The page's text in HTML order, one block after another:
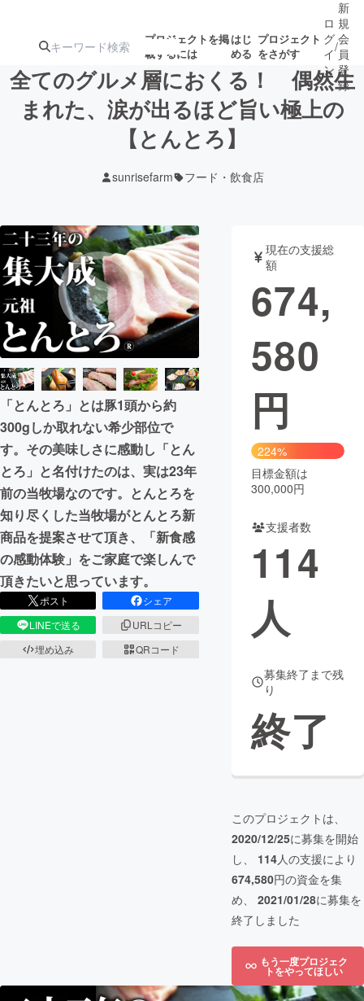
プロジェクトを掲
載するには
はじ
める
プロジェクト
をさがす
注目の新着プロ募集終了が近いプ
テクノロジー・ガジェット
映像・映画 書籍・雑誌
ビジネス・起業 チャレンジ
まちづくり・地域活性化
CAMPFIRE for Social Good
CAMPFIRE Creation
CAMPFIREふるさと納税machi-ya コミュニティ
ロ
グ
イ
ン
/
新
規
会
員
登
録
全てのグルメ層におくる！ 偶然生
まれた、涙が出るほど旨い極上の
【とんとろ】
sunrisefarm フード・飲食店
「とんとろ」とは豚1頭から約
300gしか取れない希少部位で
す。その美味しさに感動し「とん
とろ」と名付けたのは、実は23年
前の当牧場なのです。とんとろを
知り尽くした当牧場がとんとろ新
商品を提案させて頂き、「新食感
の感動体験」をご家庭で楽しんで
頂きたいと思っています。
ポスト
シェア
LINEで送る
URLコピー
埋め込み
QRコード
現在の支援総
額
674,
580
円
224%
目標金額は
300,000円
支援者数
114
人
募集終了まで残
り
終了
このプロジェクトは、
2020/12/25に募集を開始
し、 114人の支援により
674,580円の資金を集
め、 2021/01/28に募集を
終了しました
もう一度プロジェク
トをやってほしい